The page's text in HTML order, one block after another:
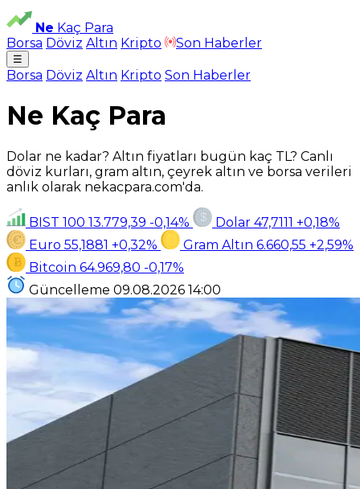
Ne Kaç Para
Borsa Döviz Altın Kripto Son Haberler
☰
Borsa Döviz Altın Kripto Son Haberler
Ne Kaç Para
Dolar ne kadar? Altın fiyatları bugün kaç TL? Canlı
döviz kurları, gram altın, çeyrek altın ve borsa verileri
anlık olarak nekacpara.com'da.
BIST 100 13.779,39 -0,14% Dolar 47,7111 +0,18%
Euro 55,1881 +0,32% Gram Altın 6.660,55 +2,59%
Bitcoin 64.969,80 -0,17%
Güncelleme 09.08.2026 14:00